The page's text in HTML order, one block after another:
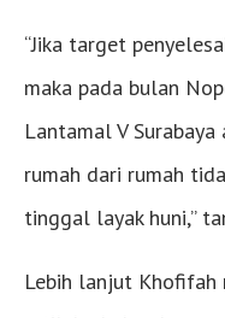
“Jika target
maka pada bulan
Lantamal V
rumah dari rumah
tinggal layak huni,”
Lebih lanjut Khofifah